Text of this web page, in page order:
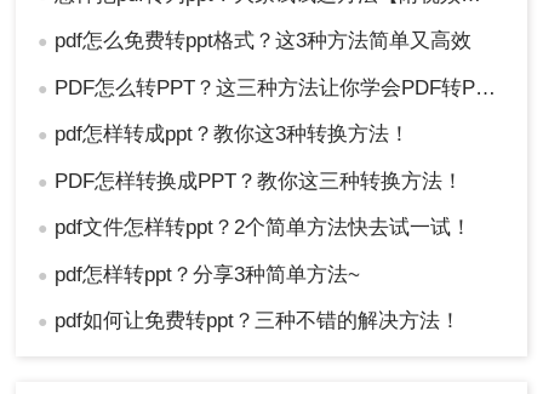
● pdf怎么免费转ppt格式？这3种方法简单又高效
● PDF怎么转PPT？这三种方法让你学会PDF转PPT！
● pdf怎样转成ppt？教你这3种转换方法！
● PDF怎样转换成PPT？教你这三种转换方法！
● pdf文件怎样转ppt？2个简单方法快去试一试！
● pdf怎样转ppt？分享3种简单方法~
● pdf如何让免费转ppt？三种不错的解决方法！